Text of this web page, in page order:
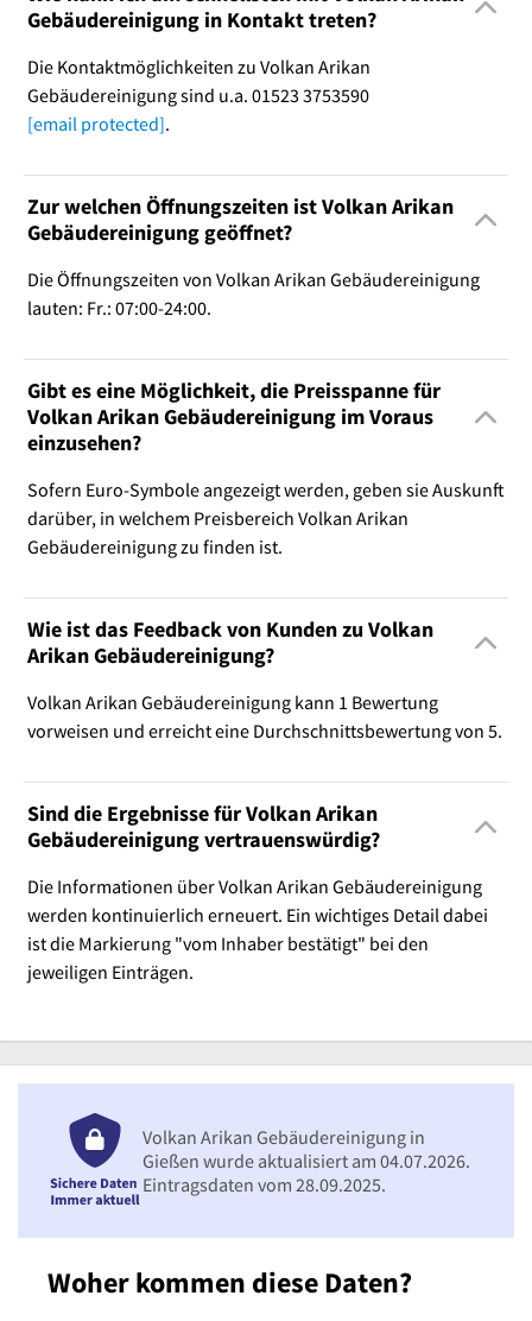
Gebäudereinigung in Kontakt treten?
Die Kontaktmöglichkeiten zu Volkan Arikan
Gebäudereinigung sind u.a. 01523 3753590
[email protected].
Zur welchen Öffnungszeiten ist Volkan Arikan
Gebäudereinigung geöffnet?
Die Öffnungszeiten von Volkan Arikan Gebäudereinigung
lauten: Fr.: 07:00-24:00.
Gibt es eine Möglichkeit, die Preisspanne für
Volkan Arikan Gebäudereinigung im Voraus
einzusehen?
Sofern Euro-Symbole angezeigt werden, geben sie Auskunft
darüber, in welchem Preisbereich Volkan Arikan
Gebäudereinigung zu finden ist.
Wie ist das Feedback von Kunden zu Volkan
Arikan Gebäudereinigung?
Volkan Arikan Gebäudereinigung kann 1 Bewertung
vorweisen und erreicht eine Durchschnittsbewertung von 5.
Sind die Ergebnisse für Volkan Arikan
Gebäudereinigung vertrauenswürdig?
Die Informationen über Volkan Arikan Gebäudereinigung
werden kontinuierlich erneuert. Ein wichtiges Detail dabei
ist die Markierung "vom Inhaber bestätigt" bei den
jeweiligen Einträgen.
Woher kommen diese Daten?
Volkan Arikan Gebäudereinigung in
Gießen wurde aktualisiert am 04.07.2026.
Eintragsdaten vom 28.09.2025.